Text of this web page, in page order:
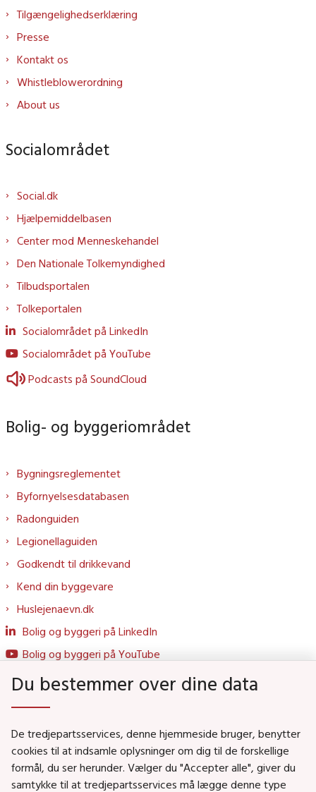
Tilgængelighedserklæring
Presse
Kontakt os
Whistleblowerordning
About us
Socialområdet
Social.dk
Hjælpemiddelbasen
Center mod Menneskehandel
Den Nationale Tolkemyndighed
Tilbudsportalen
Tolkeportalen
Socialområdet på LinkedIn
Socialområdet på YouTube
Podcasts på SoundCloud
Bolig- og byggeriområdet
Bygningsreglementet
Byfornyelsesdatabasen
Radonguiden
Legionellaguiden
Godkendt til drikkevand
Kend din byggevare
Huslejenaevn.dk
Bolig og byggeri på LinkedIn
Bolig og byggeri på YouTube
Social- og Boligministeriet
Job i Social- og Boligstyrelsen
Du bestemmer over dine data
De tredjepartsservices, denne hjemmeside bruger, benytter
cookies til at indsamle oplysninger om dig til de forskellige
formål, du ser herunder. Vælger du "Accepter alle", giver du
samtykke til at tredjepartsservices må lægge denne type